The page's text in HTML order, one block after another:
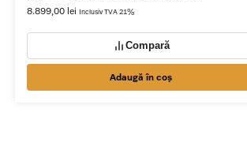
8.899,00 lei Inclusiv TVA 21%
Compară
Adaugă în coș